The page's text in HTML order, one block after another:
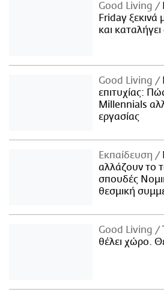
Good Living
Friday ξεκινά
και
Good Living
επιτυχίας:
Millennials
εργασίας
Εκπαίδευση
αλλάζουν το
σπουδές
θεσμική
Good Living
θέλει χώρο.